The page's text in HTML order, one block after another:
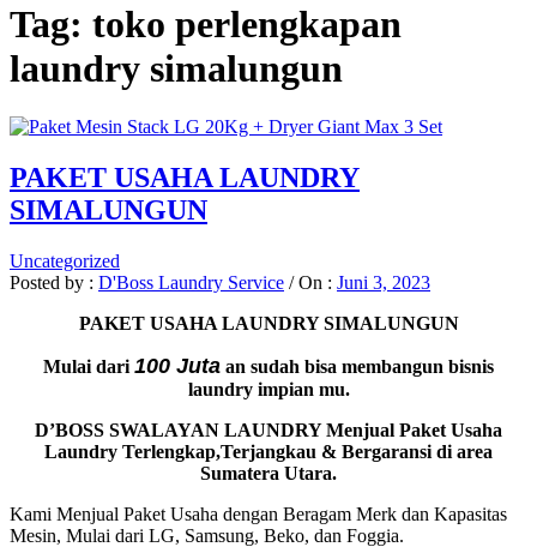
Tag: toko perlengkapan
laundry simalungun
PAKET USAHA LAUNDRY
SIMALUNGUN
Uncategorized
Posted by : D'Boss Laundry Service / On : Juni 3, 2023
PAKET USAHA LAUNDRY SIMALUNGUN
Mulai dari 100 Juta an sudah bisa membangun bisnis
laundry impian mu.
D’BOSS SWALAYAN LAUNDRY Menjual Paket Usaha
Laundry Terlengkap,Terjangkau & Bergaransi di area
Sumatera Utara.
Kami Menjual Paket Usaha dengan Beragam Merk dan Kapasitas
Mesin, Mulai dari LG, Samsung, Beko, dan Foggia.